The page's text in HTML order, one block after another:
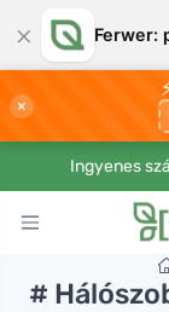
× Ferwer:
×
Ingyenes
#